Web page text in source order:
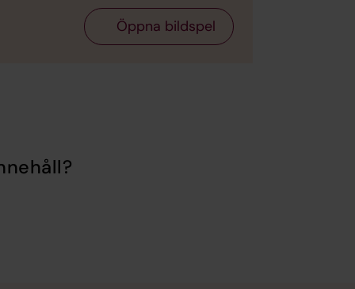
Öppna bildspel